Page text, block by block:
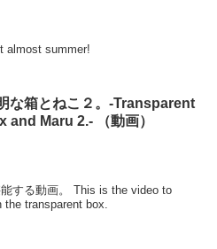
almost summer!
な箱とねこ２。-Transparent
and Maru 2.- （動画）
する動画。 This is the video to
transparent box.